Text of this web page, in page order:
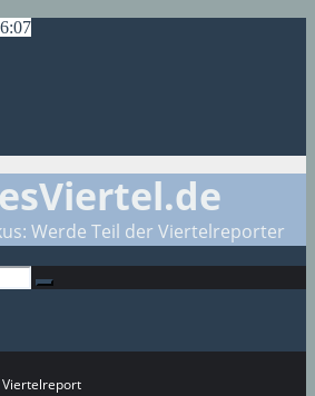
Werde Teil der Viertelreporter
Viertelreport